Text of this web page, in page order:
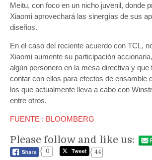
Meitu, con foco en un nicho juvenil, donde
Xiaomi aprovechará las sinergías de sus
diseños.
En el caso del reciente acuerdo con TCL,
Xiaomi aumente su participación
algún personero en la mesa directiva y que
contar con ellos para efectos de ensamble
los que actualmente lleva a cabo con
entre otros.
FUENTE : BLOOMBERG
Please follow and like us:
0
44